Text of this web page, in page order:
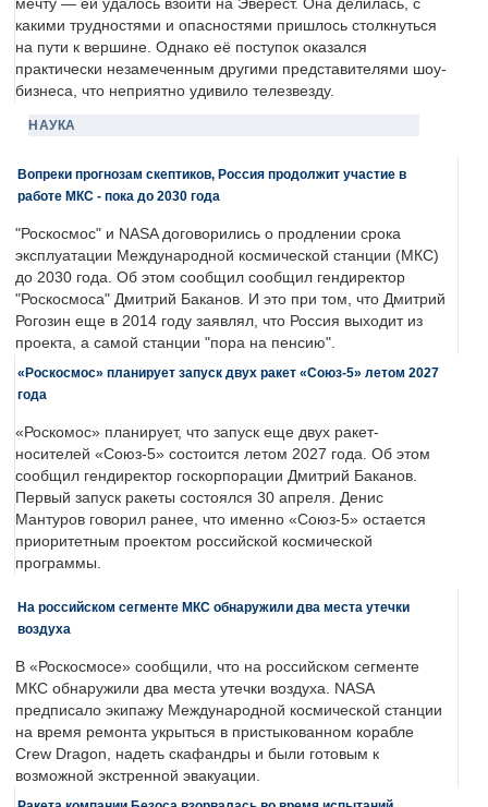
мечту — ей удалось взойти на Эверест. Она делилась, с
какими трудностями и опасностями пришлось столкнуться
на пути к вершине. Однако её поступок оказался
практически незамеченным другими представителями шоу-
бизнеса, что неприятно удивило телезвезду.
НАУКА
Вопреки прогнозам скептиков, Россия продолжит участие в
работе МКС - пока до 2030 года
"Роскосмос" и NASA договорились о продлении срока
эксплуатации Международной космической станции (МКС)
до 2030 года. Об этом сообщил сообщил гендиректор
"Роскосмоса" Дмитрий Баканов. И это при том, что Дмитрий
Рогозин еще в 2014 году заявлял, что Россия выходит из
проекта, а самой станции "пора на пенсию".
«Роскосмос» планирует запуск двух ракет «Союз-5» летом 2027
года
«Роскомос» планирует, что запуск еще двух ракет-
носителей «Союз-5» состоится летом 2027 года. Об этом
сообщил гендиректор госкорпорации Дмитрий Баканов.
Первый запуск ракеты состоялся 30 апреля. Денис
Мантуров говорил ранее, что именно «Союз-5» остается
приоритетным проектом российской космической
программы.
На российском сегменте МКС обнаружили два места утечки
воздуха
В «Роскосмосе» сообщили, что на российском сегменте
МКС обнаружили два места утечки воздуха. NASA
предписало экипажу Международной космической станции
на время ремонта укрыться в пристыкованном корабле
Crew Dragon, надеть скафандры и были готовым к
возможной экстренной эвакуации.